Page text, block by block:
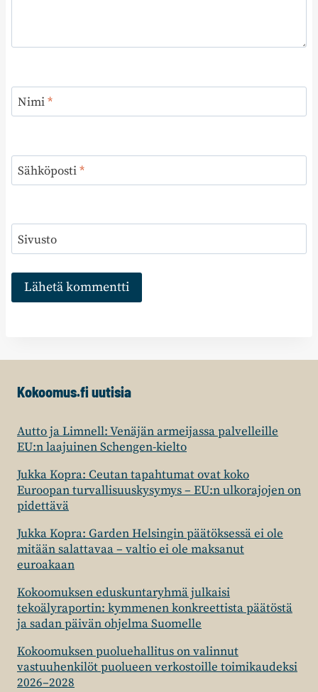
Nimi*
Sähköposti*
Sivusto
Kokoomus.fi uutisia
Autto ja Limnell: Venäjän armeijassa palvelleille
EU:n laajuinen Schengen-kielto
Jukka Kopra: Ceutan tapahtumat ovat koko
Euroopan turvallisuuskysymys – EU:n ulkorajojen on
pidettävä
Jukka Kopra: Garden Helsingin päätöksessä ei ole
mitään salattavaa – valtio ei ole maksanut
euroakaan
Kokoomuksen eduskuntaryhmä julkaisi
tekoälyraportin: kymmenen konkreettista päätöstä
ja sadan päivän ohjelma Suomelle
Kokoomuksen puoluehallitus on valinnut
vastuuhenkilöt puolueen verkostoille toimikaudeksi
2026–2028